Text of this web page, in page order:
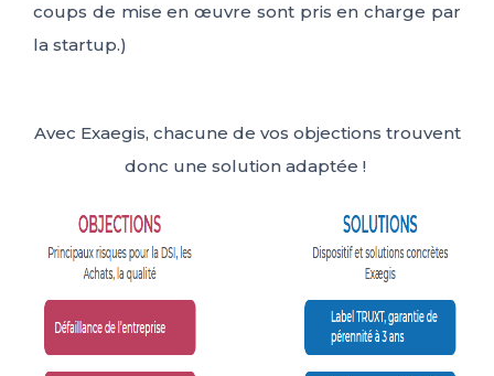
coups de mise en œuvre sont pris en charge par
la startup.)
Avec Exaegis, chacune de vos objections trouvent
donc une solution adaptée !